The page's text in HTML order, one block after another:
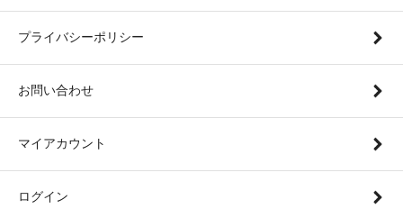
プライバシーポリシー
お問い合わせ
マイアカウント
ログイン